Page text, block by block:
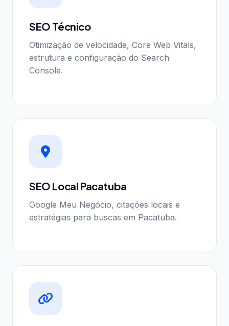
SEO Técnico
Otimização de velocidade, Core Web Vitals,
estrutura e configuração do Search
Console.
SEO Local Pacatuba
Google Meu Negócio, citações locais e
estratégias para buscas em Pacatuba.